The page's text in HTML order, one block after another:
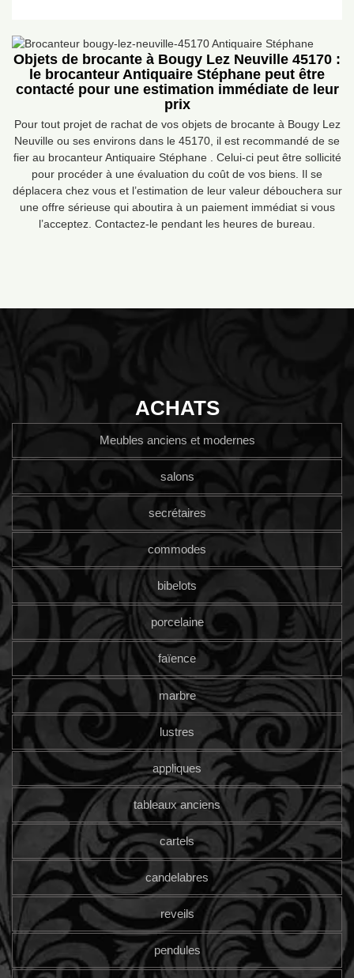
Objets de brocante à Bougy Lez Neuville 45170 :
le brocanteur Antiquaire Stéphane peut être
contacté pour une estimation immédiate de leur
prix
Pour tout projet de rachat de vos objets de brocante à Bougy Lez
Neuville ou ses environs dans le 45170, il est recommandé de se
fier au brocanteur Antiquaire Stéphane . Celui-ci peut être sollicité
pour procéder à une évaluation du coût de vos biens. Il se
déplacera chez vous et l’estimation de leur valeur débouchera sur
une offre sérieuse qui aboutira à un paiement immédiat si vous
l’acceptez. Contactez-le pendant les heures de bureau.
ACHATS
Meubles anciens et modernes
salons
secrétaires
commodes
bibelots
porcelaine
faïence
marbre
lustres
appliques
tableaux anciens
cartels
candelabres
reveils
pendules